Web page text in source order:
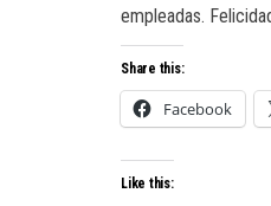
empleadas.
Share this:
Facebook
Like this: